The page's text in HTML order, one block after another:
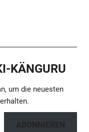
KÄNGURU
um die neuesten
ABONNIEREN